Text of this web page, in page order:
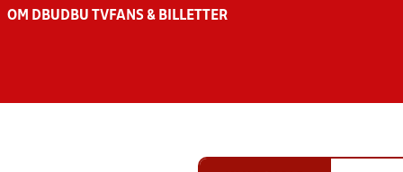
OM DBU DBU TV FANS & BILLETTER